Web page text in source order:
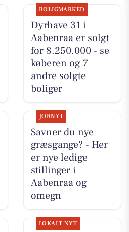
BOLIGMARKED
Dyrhave 31 i
Aabenraa er solgt
for 8.250.000 - se
køberen og 7
andre solgte
boliger
JOBNYT
Savner du nye
græsgange? - Her
er nye ledige
stillinger i
Aabenraa og
omegn
LOKALT NYT